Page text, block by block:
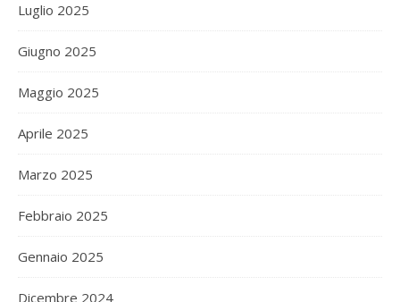
Luglio 2025
Giugno 2025
Maggio 2025
Aprile 2025
Marzo 2025
Febbraio 2025
Gennaio 2025
Dicembre 2024